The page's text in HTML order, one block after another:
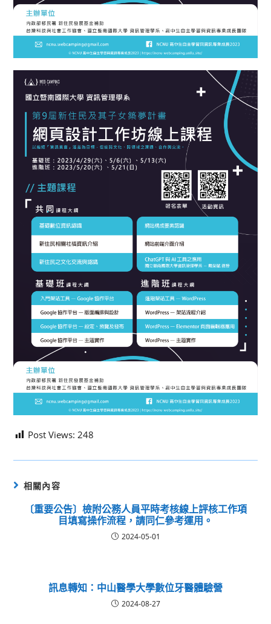
Post Views: 248
相關內容
〔重要公告〕檢附公務人員平時考核線上評核工作項
目填寫操作流程，請同仁參考運用。
2024-05-01
訊息轉知：中山醫學大學數位牙醫體驗營
2024-08-27